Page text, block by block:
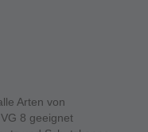
Arten von
8 geeignet